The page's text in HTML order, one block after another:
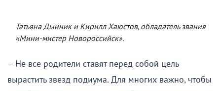
Татьяна Дынник и Кирилл Хаюстов, обладатель звания
«Мини-мистер Новороссийск».
– Не все родители ставят перед собой цель
вырастить звезд подиума. Для многих важно, чтобы